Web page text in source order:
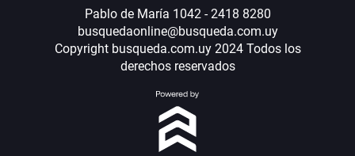
Pablo de María 1042 - 2418 8280
busquedaonline@busqueda.com.uy
Copyright busqueda.com.uy 2024 Todos los
derechos reservados